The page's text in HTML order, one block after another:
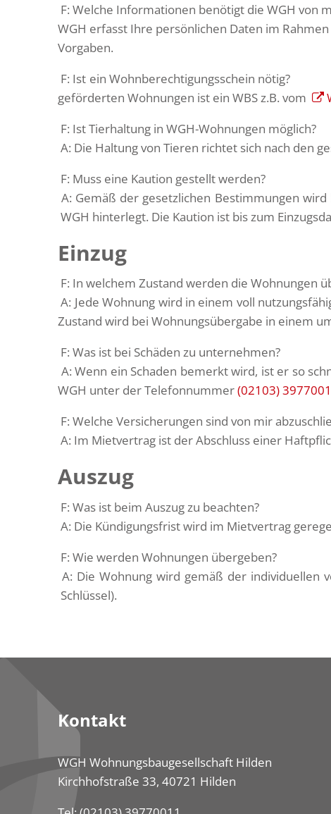
F: Welche Informationen
WGH erfasst Ihre persönlichen Daten im
Vorgaben.
F: Ist ein
geförderten Wohnungen ist ein WBS z.B. vom
F: Ist Tierhaltung in WGH-Wohnungen möglich?
A: Die Haltung von Tieren richtet sich nach den
F: Muss eine Kaution gestellt werden?
A: Gemäß der gesetzlichen Bestimmungen
WGH hinterlegt. Die Kaution ist bis zum
Einzug
F: In welchem Zustand werden die Wohnungen
A: Jede Wohnung wird in einem voll
Zustand wird bei Wohnungsübergabe in einem
F: Was ist bei Schäden zu unternehmen?
A: Wenn ein Schaden bemerkt wird, ist er so
WGH unter der Telefonnummer(02103)
F: Welche Versicherungen sind von mir
A: Im Mietvertrag ist der Abschluss einer
Auszug
F: Was ist beim Auszug zu beachten?
A: Die Kündigungsfrist wird im Mietvertrag
F: Wie werden Wohnungen übergeben?
A: Die Wohnung wird gemäß der individuellen
Schlüssel).
Kontakt
WGH Wohnungsbaugesellschaft Hilden
Kirchhofstraße 33, 40721 Hilden